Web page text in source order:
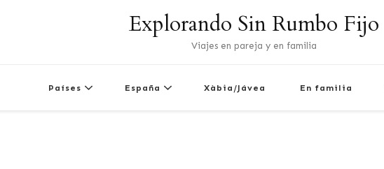
Explorando Sin Rumbo Fijo
Viajes en pareja y en familia
Países España Xàbia/Jávea En familia